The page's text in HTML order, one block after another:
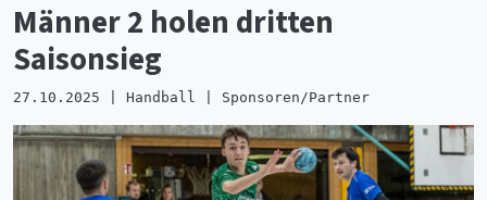
Männer 2 holen dritten
Saisonsieg
27.10.2025 | Handball | Sponsoren/Partner